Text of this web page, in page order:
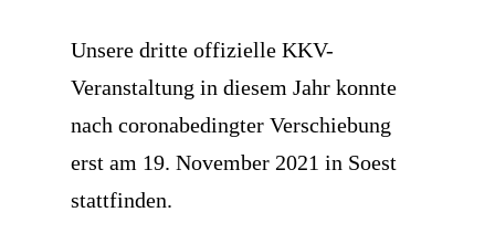
Unsere dritte offizielle KKV-
Veranstaltung in diesem Jahr konnte
nach coronabedingter Verschiebung
erst am 19. November 2021 in Soest
stattfinden.